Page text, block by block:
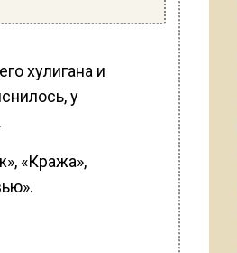
хулигана и
у
«Кража»,